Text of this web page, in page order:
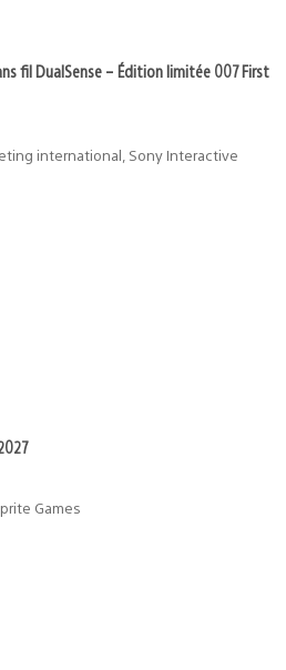
fil DualSense – Édition limitée 007 First
international, Sony Interactive
Games